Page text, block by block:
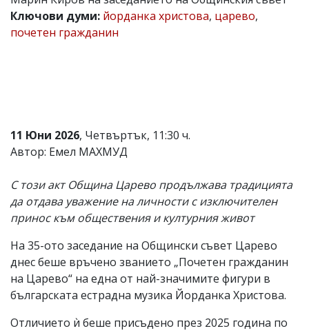
Коментарите
статиите
носи
отговорност
Ако
откриете
обиден
за
коментар,
моля
сигнализирайте
ни!
Ключови думи: йорданка христова, царево,
почетен гражданин
11 Юни 2026, Четвъртък, 11:30 ч.
Автор: Емел МАХМУД
С този акт Община Царево продължава традицията
да отдава уважение на личности с изключителен
принос към обществения и културния живот
На 35-ото заседание на Общински съвет Царево
днес беше връчено званието „Почетен гражданин
на Царево“ на една от най-значимите фигури в
българската естрадна музика Йорданка Христова.
Отличието ѝ беше присъдено през 2025 година по